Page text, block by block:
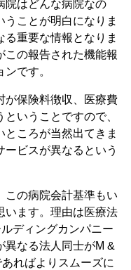
院はどんな病院なの
ことが明白になりま
重要な情報となりま
この報告された機能報
です。
が保険料徴収、医療費
いうことですので、
ころが当然出てきま
ビスが異なるという
この病院会計基準もい
います。理由は医療法
ディングカンパニー
異なる法人同士がM &
ればよりスムーズに